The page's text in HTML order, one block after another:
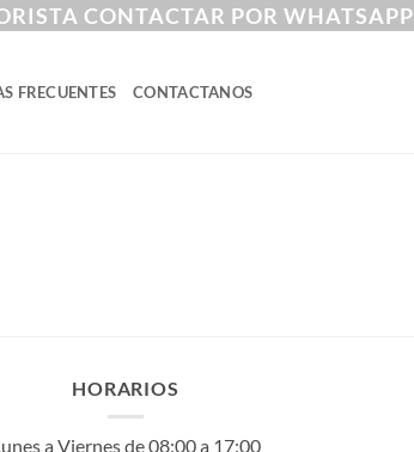
CONTACTAR POR WHATSAPP
FRECUENTES CONTACTANOS
HORARIOS
a Viernes de 08:00 a 17:00